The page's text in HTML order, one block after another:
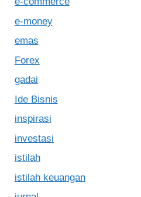
e-money
emas
Forex
gadai
Ide Bisnis
inspirasi
investasi
istilah
istilah keuangan